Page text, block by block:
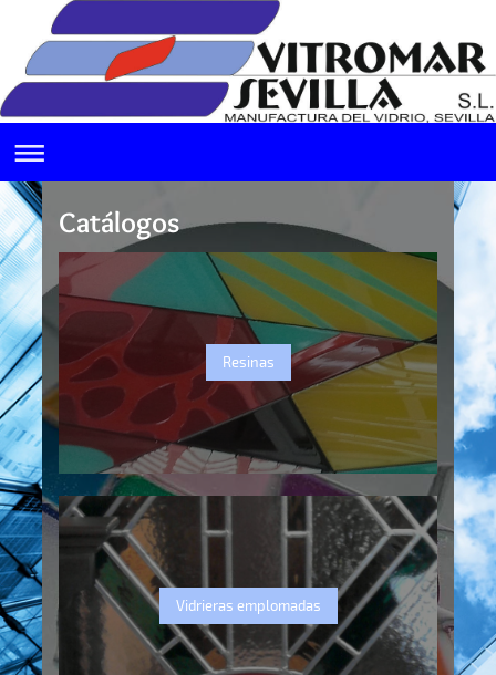
Catálogos
Resinas
Vidrieras emplomadas